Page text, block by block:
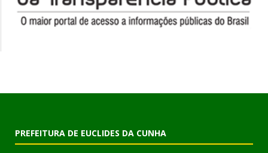
PREFEITURA DE EUCLIDES DA CUNHA